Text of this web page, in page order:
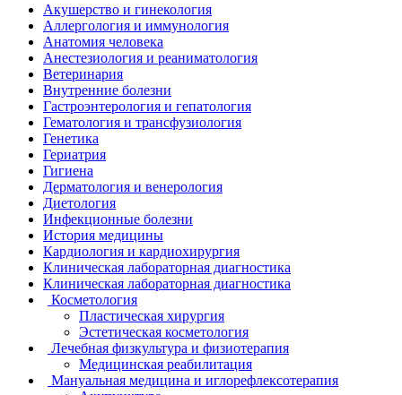
Акушерство и гинекология
Аллергология и иммунология
Анатомия человека
Анестезиология и реаниматология
Ветеринария
Внутренние болезни
Гастроэнтерология и гепатология
Гематология и трансфузиология
Генетика
Гериатрия
Гигиена
Дерматология и венерология
Диетология
Инфекционные болезни
История медицины
Кардиология и кардиохирургия
Клиническая лабораторная диагностика
Клиническая лабораторная диагностика
Косметология
Пластическая хирургия
Эстетическая косметология
Лечебная физкультура и физиотерапия
Медицинская реабилитация
Мануальная медицина и иглорефлексотерапия